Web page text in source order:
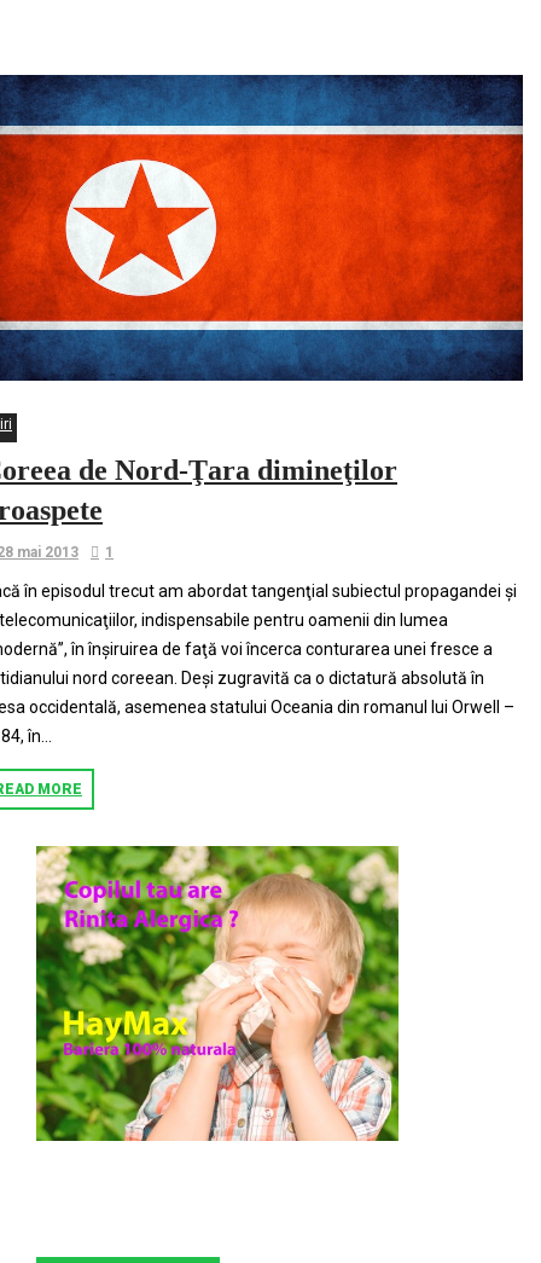
de Nord-Ţara dimineţilor
mai 2013 1
în episodul trecut am abordat tangenţial subiectul propagandei şi
indispensabile pentru oamenii din lumea
în înşiruirea de faţă voi încerca conturarea unei fresce a
nord coreean. Deşi zugravită ca o dictatură absolută în
occidentală, asemenea statului Oceania din romanul lui Orwell –
în...
MORE